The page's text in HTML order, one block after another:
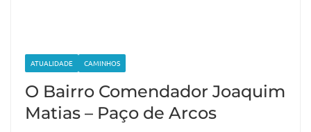
ATUALIDADE CAMINHOS
O Bairro Comendador Joaquim
Matias – Paço de Arcos